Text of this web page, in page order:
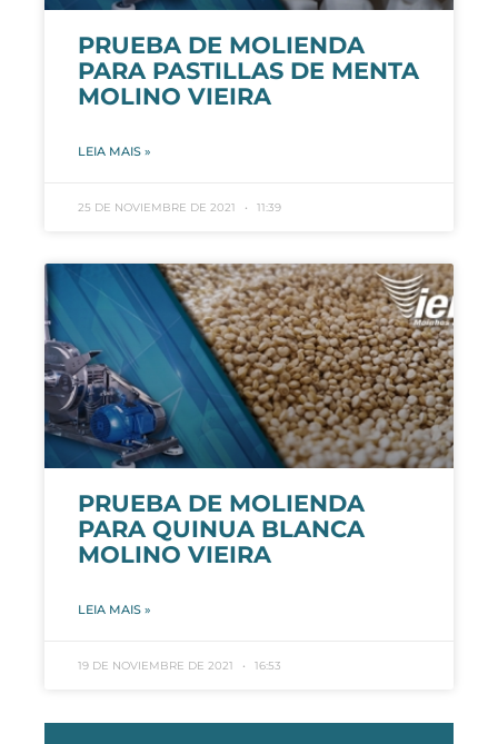
PRUEBA DE MOLIENDA
PARA PASTILLAS DE MENTA
MOLINO VIEIRA
LEIA MAIS »
25 DE NOVIEMBRE DE 2021 11:39
PRUEBA DE MOLIENDA
PARA QUINUA BLANCA
MOLINO VIEIRA
LEIA MAIS »
19 DE NOVIEMBRE DE 2021 16:53